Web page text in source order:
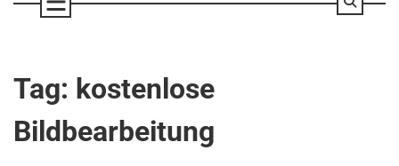
Tag: kostenlose
Bildbearbeitung